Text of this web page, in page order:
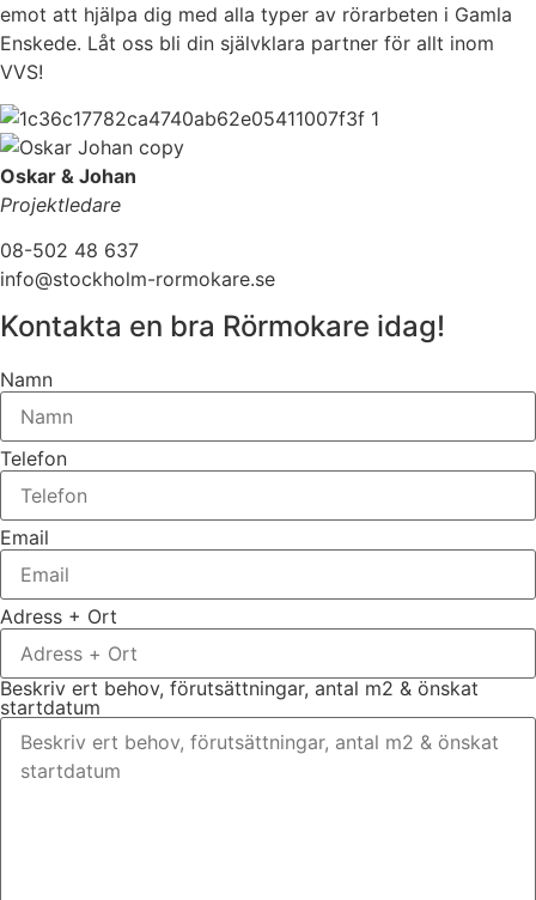
emot att hjälpa dig med alla typer av rörarbeten i Gamla
Enskede. Låt oss bli din självklara partner för allt inom
VVS!
Oskar & Johan
Projektledare
08-502 48 637
info@stockholm-rormokare.se
Kontakta en bra Rörmokare idag!
Namn
Telefon
Email
Adress + Ort
Beskriv ert behov, förutsättningar, antal m2 & önskat
startdatum